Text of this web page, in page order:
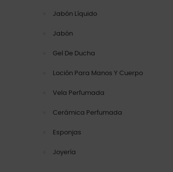
Jabón Líquido
Jabón
Gel De Ducha
Loción Para Manos Y Cuerpo
Vela Perfumada
Cerámica Perfumada
Esponjas
Joyería